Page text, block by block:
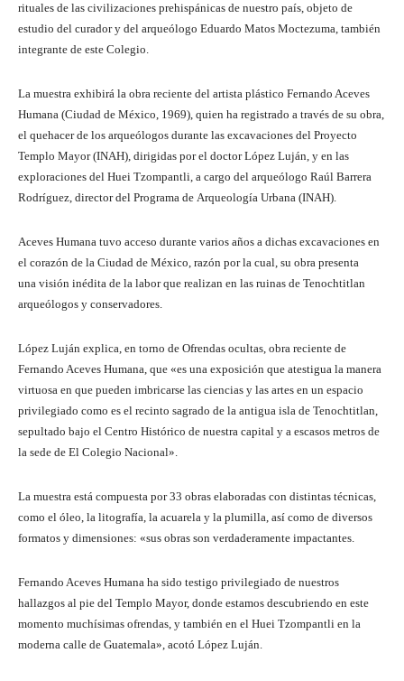
rituales de las civilizaciones prehispánicas de nuestro país, objeto de
estudio del curador y del arqueólogo Eduardo Matos Moctezuma, también
integrante de este Colegio.
La muestra exhibirá la obra reciente del artista plástico Fernando Aceves
Humana (Ciudad de México, 1969), quien ha registrado a través de su obra,
el quehacer de los arqueólogos durante las excavaciones del Proyecto
Templo Mayor (INAH), dirigidas por el doctor López Luján, y en las
exploraciones del Huei Tzompantli, a cargo del arqueólogo Raúl Barrera
Rodríguez, director del Programa de Arqueología Urbana (INAH).
Aceves Humana tuvo acceso durante varios años a dichas excavaciones en
el corazón de la Ciudad de México, razón por la cual, su obra presenta
una visión inédita de la labor que realizan en las ruinas de Tenochtitlan
arqueólogos y conservadores.
López Luján explica, en torno de Ofrendas ocultas, obra reciente de
Fernando Aceves Humana, que «es una exposición que atestigua la manera
virtuosa en que pueden imbricarse las ciencias y las artes en un espacio
privilegiado como es el recinto sagrado de la antigua isla de Tenochtitlan,
sepultado bajo el Centro Histórico de nuestra capital y a escasos metros de
la sede de El Colegio Nacional».
La muestra está compuesta por 33 obras elaboradas con distintas técnicas,
como el óleo, la litografía, la acuarela y la plumilla, así como de diversos
formatos y dimensiones: «sus obras son verdaderamente impactantes.
Fernando Aceves Humana ha sido testigo privilegiado de nuestros
hallazgos al pie del Templo Mayor, donde estamos descubriendo en este
momento muchísimas ofrendas, y también en el Huei Tzompantli en la
moderna calle de Guatemala», acotó López Luján.